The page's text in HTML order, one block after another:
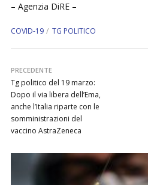
– Agenzia DiRE –
COVID-19 TG POLITICO
PRECEDENTE
Tg politico del 19 marzo:
Dopo il via libera dell’Ema,
anche l’Italia riparte con le
somministrazioni del
vaccino AstraZeneca